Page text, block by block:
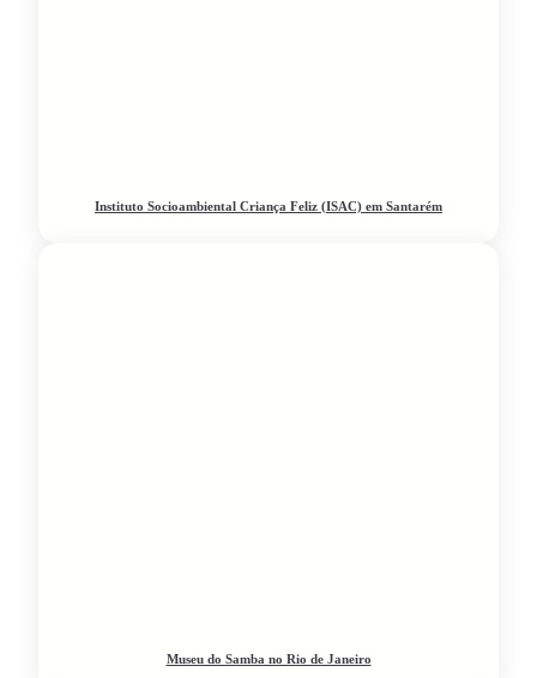
Instituto Socioambiental Criança Feliz (ISAC) em Santarém
Museu do Samba no Rio de Janeiro